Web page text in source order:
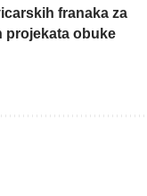
franaka za
projekata obuke